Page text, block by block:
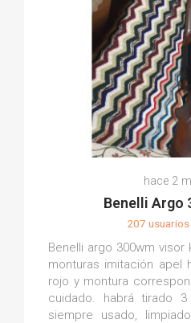
hace 2
Benelli Argo
207
Benelli argo 300wm visor
monturas imitación apel
rojo y montura
cuidado. habrá tirado
siempre usado,